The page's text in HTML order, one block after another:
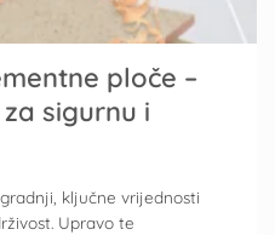
ploče –
sigurnu i
ključne vrijednosti
Upravo te